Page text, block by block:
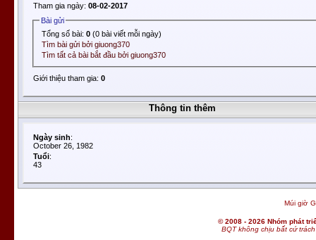
Tham gia ngày: 08-02-2017
Bài gửi
Tổng số bài:0 (0 bài viết mỗi ngày)
Tìm bài gửi bởi giuong370
Tìm tất cả bài bắt đầu bởi giuong370
Giới thiệu tham gia: 0
Thông tin thêm
Ngày sinh:
October 26, 1982
Tuổi:
43
Múi giờ
© 2008 - 2026 Nhóm phát
BQT không chịu bất cứ